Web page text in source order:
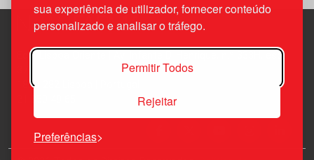
sua experiência de utilizador, fornecer conteúdo
personalizado e analisar o tráfego.
Permitir Todos
Rejeitar
Preferências
Edif. Lisboa Oriente | Av. Infante D. Henrique, n.º 333H, esc.
1800-282 Lisboa | Portugal